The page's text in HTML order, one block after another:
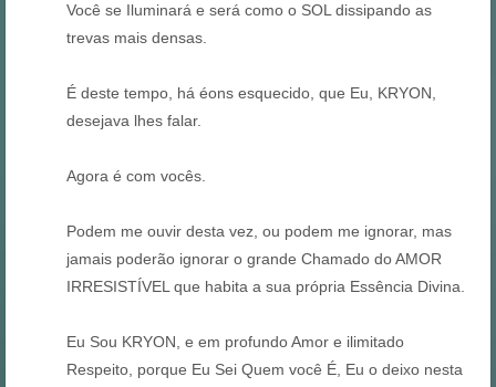
Você se Iluminará e será como o SOL dissipando as
trevas mais densas.
É deste tempo, há éons esquecido, que Eu, KRYON,
desejava lhes falar.
Agora é com vocês.
Podem me ouvir desta vez, ou podem me ignorar, mas
jamais poderão ignorar o grande Chamado do AMOR
IRRESISTÍVEL que habita a sua própria Essência Divina.
Eu Sou KRYON, e em profundo Amor e ilimitado
Respeito, porque Eu Sei Quem você É, Eu o deixo nesta